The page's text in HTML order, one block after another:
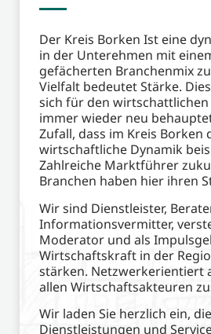
Der Kreis Borken Ist eine
gefächerten Branchenmix
Vielfalt bedeutet Stärke.
sich für den wirtschattlichen
immer wieder neu
Zufall, dass im Kreis Borken
wirtschaftliche Dynamik
Zahlreiche Marktführer
Branchen haben hier ihren
Wir sind Dienstleister,
Moderator und als
Wirtschaftskraft in der
stärken. Netzwerkerientiert
allen Wirtschaftsakteuren
Wir laden Sie herzlich ein, die
WFG zu nutzen.